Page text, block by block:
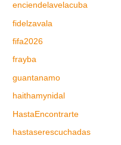
enciendelavelacuba
fidelzavala
fifa2026
frayba
guantanamo
haithamynidal
HastaEncontrarte
hastaserescuchadas